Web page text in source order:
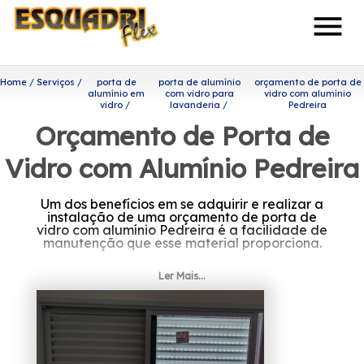
menu
Home Serviços
porta de
alumínio em
vidro
porta de alumínio
com vidro para
lavanderia
orçamento de porta de
vidro com alumínio
Pedreira
Orçamento de Porta de
Vidro com Alumínio Pedreira
Um dos benefícios em se adquirir e realizar a
instalação de uma orçamento de porta de
vidro com alumínio Pedreira é a facilidade de
manutenção que esse material proporciona.
Quer conhecer orçamento de
porta de vidro com alumínio
Pedreira?
Com uma equipe de profissionais formada
somente por colaboradores competentes que
Ler Mais...